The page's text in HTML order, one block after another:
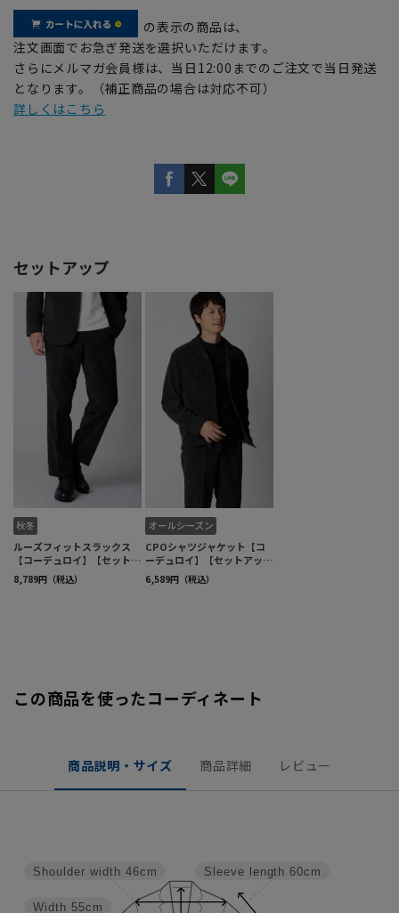
の表示の商品は、
注文画面でお急ぎ発送を選択いただけます。
さらにメルマガ会員様は、当日12:00までのご注文で当日発送
となります。（補正商品の場合は対応不可）
詳しくはこちら
この商品を使ったコーディネート
商品説明・サイズ 商品詳細 レビュー
Sleeve length 60cm
Width 55cm
Shoulder width 46cm